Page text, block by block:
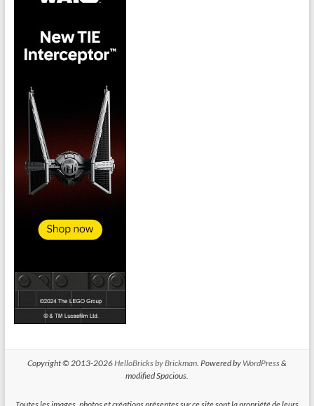
Copyright © 2013-2026HelloBricks by Brickman. Powered by WordPress&
modified Spacious.